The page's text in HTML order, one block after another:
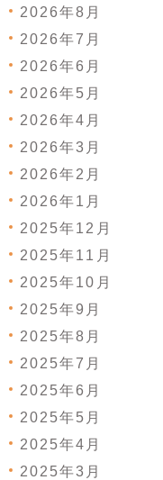
2026年8月
2026年7月
2026年6月
2026年5月
2026年4月
2026年3月
2026年2月
2026年1月
2025年12月
2025年11月
2025年10月
2025年9月
2025年8月
2025年7月
2025年6月
2025年5月
2025年4月
2025年3月